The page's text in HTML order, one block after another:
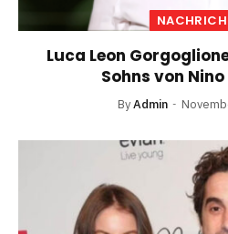
Luca Leon
Sohns von
ByAdmin